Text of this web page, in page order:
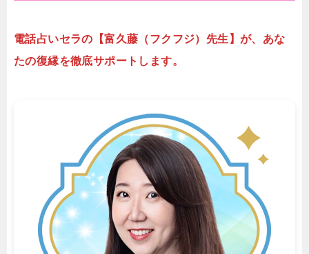
電話占いセラの【富久藤（フクフジ）先生】が、あな
たの復縁を徹底サポートします。